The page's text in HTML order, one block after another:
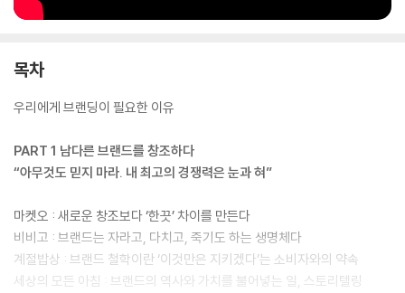
년 노하우 중 가장 핵심만을 꼽아 12개의 법칙으로 소개한다. 특히 공개된
영을 대체 불가능한 존재로 거듭나게 한 비밀을 알 수 있다. 책 말미에는 저
자의 일하는 방식, 일에 대한 철학을 부록으로 구성했다. 노희영의 12가지
기획자, 개발자, 마케터, 컨설턴트, 영업자, 디자이너, 경영인, 창업자에게
큰 울림을 가져다줄 것이다.
목차
우리에게 브랜딩이 필요한 이유
PART 1 남다른 브랜드를 창조하다
“아무것도 믿지 마라. 내 최고의 경쟁력은 눈과 혀”
마켓오 : 새로운 창조보다 ‘한끗’ 차이를 만든다
비비고 : 브랜드는 자라고, 다치고, 죽기도 하는 생명체다
계절밥상 : 브랜드 철학이란 ‘이것만은 지키겠다’는 소비자와의 약속
세상의 모든 아침 : 브랜드의 역사와 가치를 불어넣는 일, 스토리텔링